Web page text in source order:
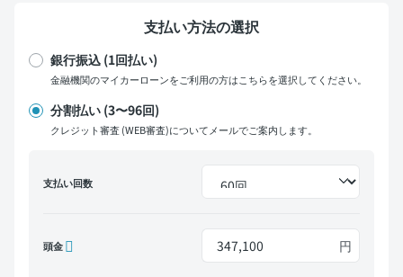
支払い方法の選択
銀行振込 (1回払い)
金融機関のマイカーローンをご利用の方はこちらを選択してください。
分割払い (3〜96回)
クレジット審査 (WEB審査)についてメールでご案内します。
支払い回数
頭金 円